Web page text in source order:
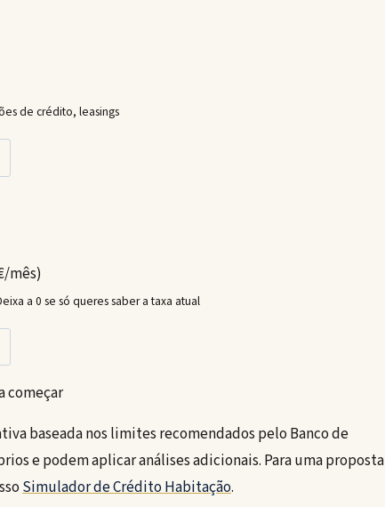
de crédito, leasings
mês)
a 0 se só queres saber a taxa atual
começar
baseada nos limites recomendados pelo Banco de
e podem aplicar análises adicionais. Para uma proposta
Simulador de Crédito Habitação.